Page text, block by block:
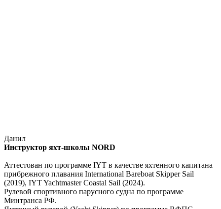
Данил
Инструктор яхт-школы NORD
Аттестован по программе IYT в качестве яхтенного капитана
прибрежного плавания International Bareboat Skipper Sail
(2019), IYT Yachtmaster Coastal Sail (2024).
Рулевой спортивного парусного судна по программе
Минтранса РФ.